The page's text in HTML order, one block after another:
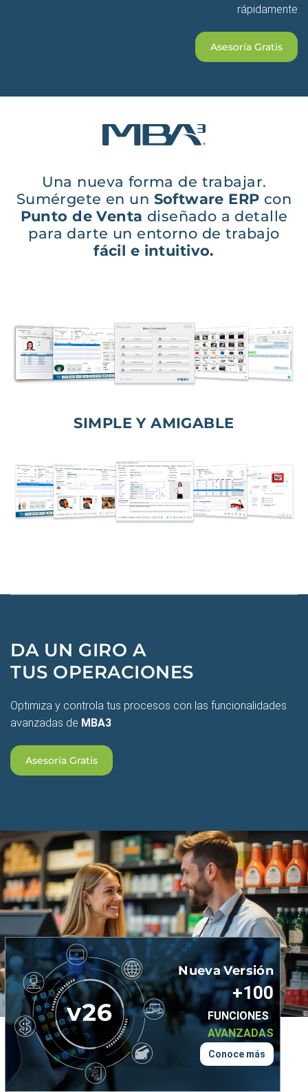
rápidamente
Asesoría Gratis
Una nueva forma de trabajar.
Sumérgete en un Software ERP con
Punto de Venta diseñado a detalle
para darte un entorno de trabajo
fácil e intuitivo.
SIMPLE Y AMIGABLE
DA UN GIRO A
TUS OPERACIONES
Optimiza y controla tus procesos con las funcionalidades
avanzadas de MBA3
Asesoría Gratis
Funcionalidades Especializadas
×
NuevaVersión
+100
FUNCIONES
AVANZADAS
Conoce más